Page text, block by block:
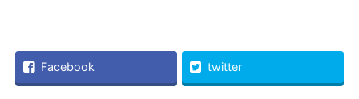
Facebook twitter